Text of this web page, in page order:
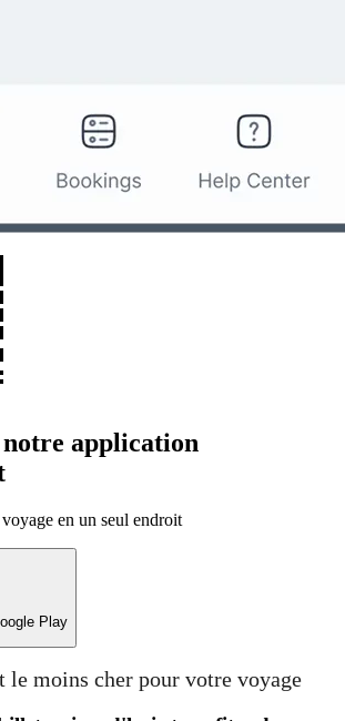
application
en un seul endroit
Play
moins cher pour votre voyage